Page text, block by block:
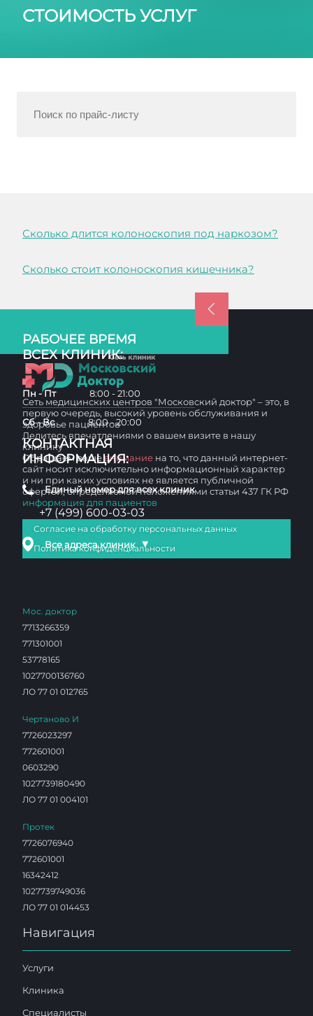
СТОИМОСТЬ УСЛУГ
Сколько длится колоноскопия под наркозом?
Сколько стоит колоноскопия кишечника?
РАБОЧЕЕ ВРЕМЯ
ВСЕХ КЛИНИК:
Пн - Пт 8:00 - 21:00
Сб - Вс 8:00 - 20:00
КОНТАКТНАЯ
ИНФОРМАЦИЯ:
Единый номер для всех клиник
+7 (499) 600-03-03
Все адреса клиник ▼
Сеть медицинских центров "Московский доктор" – это, в
первую очередь, высокий уровень обслуживания и
здоровье пациентов
Делитесь впечатлениями о вашем визите в нашу
клинику
Обращаем вашевнимание на то, что данный интернет-
сайт носит исключительно информационный характер
и ни при каких условиях не является публичной
офертой, определяемой положениями статьи 437 ГК РФ
информация для пациентов
Согласие на обработку персональных данных
Политика конфиденциальности
Мос. доктор
7713266359
771301001
53778165
1027700136760
ЛО 77 01 012765
Чертаново И
7726023297
772601001
0603290
1027739180490
ЛО 77 01 004101
Протек
7726076940
772601001
16342412
1027739749036
ЛО 77 01 014453
Навигация
Услуги
Клиника
Специалисты